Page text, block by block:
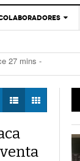
27 mins -